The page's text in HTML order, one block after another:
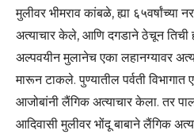
मुलीवर भीमराव कांबळे, ह्या ६५वर्षांच्या
अत्याचार केले, आणि दगडाने ठेचून तिची
अल्पवयीन मुलानेच एका लहानग्यावर
मारून टाकले. पुण्यातील पर्वती विभागात
आजोबांनी लैंगिक अत्याचार केला. तर
आदिवासी मुलीवर भोंदू बाबाने लैंगिक